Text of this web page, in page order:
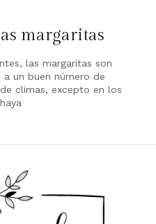
margaritas
las margaritas son
un buen número de
climas, excepto en los